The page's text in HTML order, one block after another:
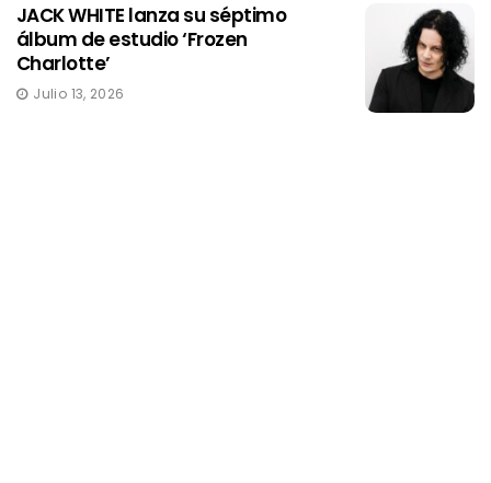
JACK WHITE lanza su séptimo
álbum de estudio ‘Frozen
Charlotte’
Julio 13, 2026